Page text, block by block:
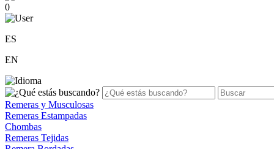
0
ES
EN
Remeras y Musculosas
Remeras Estampadas
Chombas
Remeras Tejidas